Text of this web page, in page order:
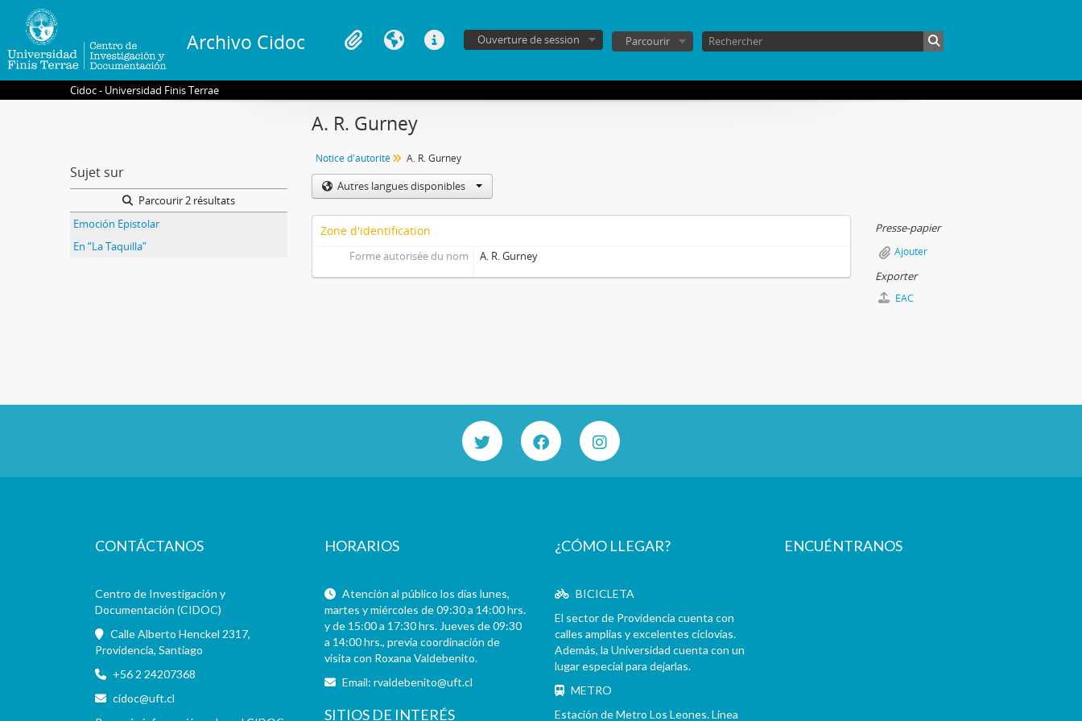
Archivo Cidoc Ouverture de session Parcourir
Cidoc - Universidad Finis Terrae
Sujet sur
Parcourir 2 résultats
Emoción Epistolar
En “La Taquilla”
A. R. Gurney
Notice d'autorité A. R. Gurney
Autres langues disponibles
Zone d'identification
Forme autorisée du nom A. R. Gurney
Presse-papier
Ajouter
Exporter
EAC
CONTÁCTANOS
Centro de Investigación y
Documentación (CIDOC)
Calle Alberto Henckel 2317,
Providencia, Santiago
+56 2 24207368
cidoc@uft.cl
HORARIOS
Atención al público los días lunes,
martes y miércoles de 09:30 a 14:00 hrs.
y de 15:00 a 17:30 hrs. Jueves de 09:30
a 14:00 hrs., previa coordinación de
visita con Roxana Valdebenito.
Email:rvaldebenito@uft.cl
SITIOS DE INTERÉS
¿CÓMO LLEGAR?
BICICLETA
El sector de Providencia cuenta con
calles amplias y excelentes ciclovías.
Además, la Universidad cuenta con un
lugar especial para dejarlas.
METRO
Estación de Metro Los Leones. Línea
ENCUÉNTRANOS